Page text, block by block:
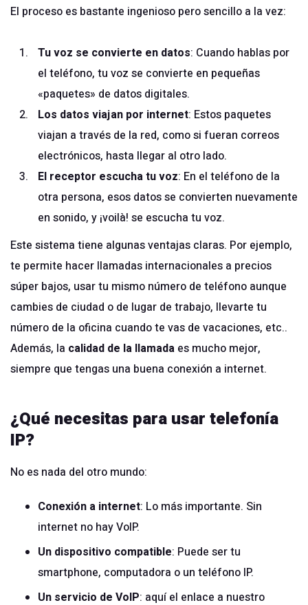
El proceso es bastante ingenioso pero sencillo a la vez:
Tu voz se convierte en datos: Cuando hablas por
el teléfono, tu voz se convierte en pequeñas
«paquetes» de datos digitales.
Los datos viajan por internet: Estos paquetes
viajan a través de la red, como si fueran correos
electrónicos, hasta llegar al otro lado.
El receptor escucha tu voz: En el teléfono de la
otra persona, esos datos se convierten nuevamente
en sonido, y ¡voilà! se escucha tu voz.
Este sistema tiene algunas ventajas claras. Por ejemplo,
te permite hacer llamadas internacionales a precios
súper bajos, usar tu mismo número de teléfono aunque
cambies de ciudad o de lugar de trabajo, llevarte tu
número de la oficina cuando te vas de vacaciones, etc..
Además, la calidad de la llamada es mucho mejor,
siempre que tengas una buena conexión a internet.
¿Qué necesitas para usar telefonía
IP?
No es nada del otro mundo:
Conexión a internet: Lo más importante. Sin
internet no hay VoIP.
Un dispositivo compatible: Puede ser tu
smartphone, computadora o un teléfono IP.
Un servicio de VoIP: aquí el enlace a nuestro